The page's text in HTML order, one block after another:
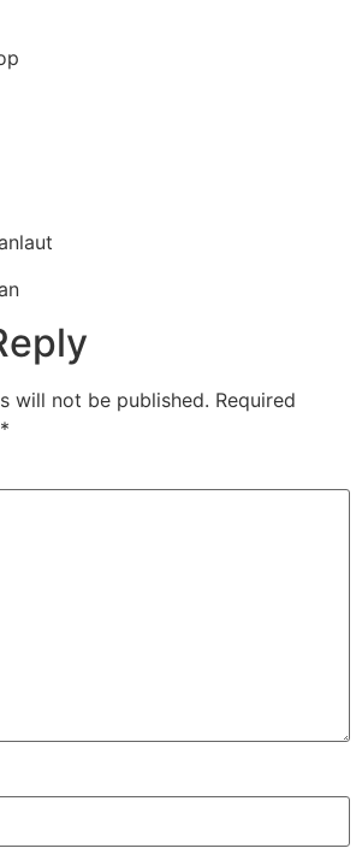
will not be published. Required
*